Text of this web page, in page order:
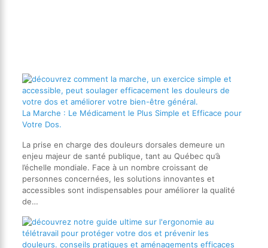
La Marche : Le Médicament le Plus Simple et Efficace pour
Votre Dos.
La prise en charge des douleurs dorsales demeure un
enjeu majeur de santé publique, tant au Québec qu’à
l’échelle mondiale. Face à un nombre croissant de
personnes concernées, les solutions innovantes et
accessibles sont indispensables pour améliorer la qualité
de…